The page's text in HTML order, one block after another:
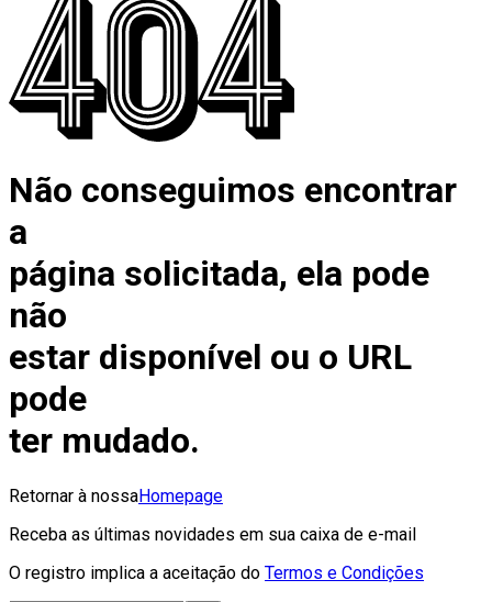
Não conseguimos encontrar
a
página solicitada, ela pode
não
estar disponível ou o URL
pode
ter mudado.
Retornar à nossaHomepage
Receba as últimas novidades em sua caixa de e-mail
O registro implica a aceitação do Termos e Condições